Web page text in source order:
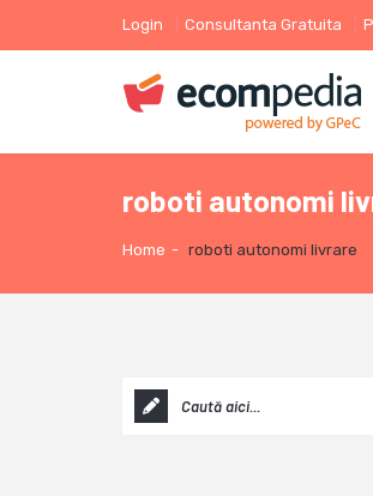
Login Consultanta Gratuita
roboti autonomi
Home - roboti autonomi livrare